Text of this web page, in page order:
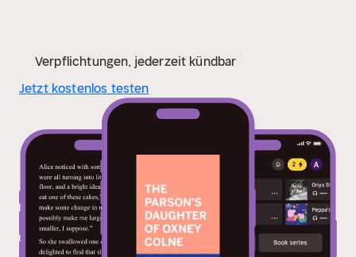
Verpflichtungen, jederzeit kündbar
Jetzt kostenlos testen